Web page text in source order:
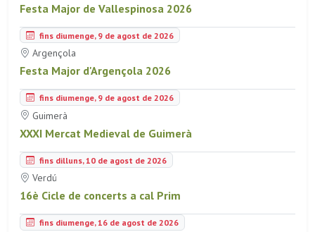
Festa Major de Vallespinosa 2026
fins diumenge, 9 de agost de 2026
Argençola
Festa Major d'Argençola 2026
fins diumenge, 9 de agost de 2026
Guimerà
XXXI Mercat Medieval de Guimerà
fins dilluns, 10 de agost de 2026
Verdú
16è Cicle de concerts a cal Prim
fins diumenge, 16 de agost de 2026